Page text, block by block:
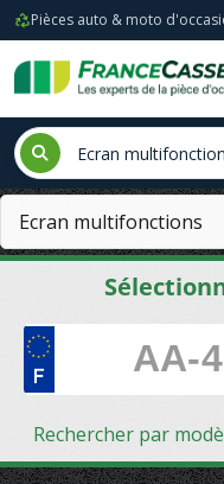
Pièces auto & moto
Rechercher par